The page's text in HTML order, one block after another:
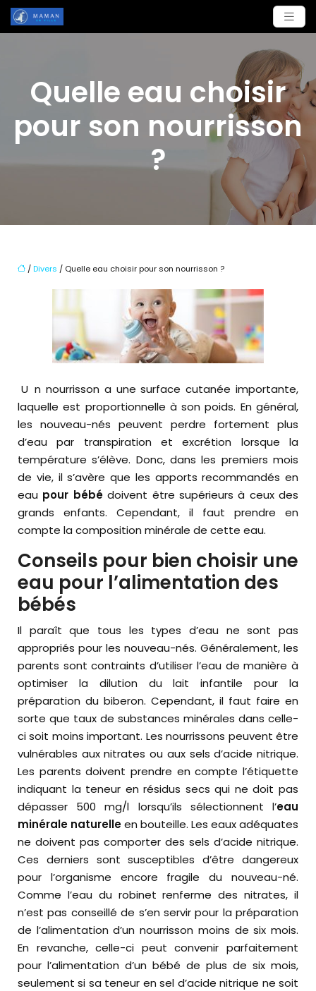
Quelle eau choisir
pour son nourrisson
?
/Divers / Quelle eau choisir pour son nourrisson ?
Un nourrisson a une surface cutanée importante,
laquelle est proportionnelle à son poids. En général,
les nouveau-nés peuvent perdre fortement plus
d’eau par transpiration et excrétion lorsque la
température s’élève. Donc, dans les premiers mois
de vie, il s’avère que les apports recommandés en
eau pour bébédoivent être supérieurs à ceux des
grands enfants. Cependant, il faut prendre en
compte la composition minérale de cette eau.
Conseils pour bien choisir une
eau pour l’alimentation des
bébés
Il paraît que tous les types d’eau ne sont pas
appropriés pour les nouveau-nés. Généralement, les
parents sont contraints d’utiliser l’eau de manière à
optimiser la dilution du lait infantile pour la
préparation du biberon. Cependant, il faut faire en
sorte que taux de substances minérales dans celle-
ci soit moins important. Les nourrissons peuvent être
vulnérables aux nitrates ou aux sels d’acide nitrique.
Les parents doivent prendre en compte l’étiquette
indiquant la teneur en résidus secs qui ne doit pas
dépasser 500 mg/l lorsqu’ils sélectionnent l’eau
minérale naturelleen bouteille. Les eaux adéquates
ne doivent pas comporter des sels d’acide nitrique.
Ces derniers sont susceptibles d’être dangereux
pour l’organisme encore fragile du nouveau-né.
Comme l’eau du robinet renferme des nitrates, il
n’est pas conseillé de s’en servir pour la préparation
de l’alimentation d’un nourrisson moins de six mois.
En revanche, celle-ci peut convenir parfaitement
pour l’alimentation d’un bébé de plus de six mois,
seulement si sa teneur en sel d’acide nitrique ne soit